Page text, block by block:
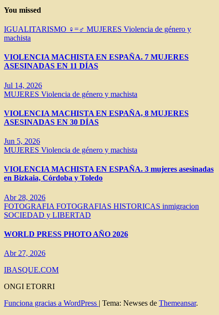
You missed
IGUALITARISMO ♀=♂ MUJERES Violencia de género y
machista
VIOLENCIA MACHISTA EN ESPAÑA. 7 MUJERES
ASESINADAS EN 11 DÍAS
Jul 14, 2026
MUJERES Violencia de género y machista
VIOLENCIA MACHISTA EN ESPAÑA, 8 MUJERES
ASESINADAS EN 30 DÍAS
Jun 5, 2026
MUJERES Violencia de género y machista
VIOLENCIA MACHISTA EN ESPAÑA. 3 mujeres asesinadas
en Bizkaia, Córdoba y Toledo
Abr 28, 2026
FOTOGRAFIA FOTOGRAFIAS HISTORICAS inmigracion
SOCIEDAD y LIBERTAD
WORLD PRESS PHOTO AÑO 2026
Abr 27, 2026
IBASQUE.COM
ONGI ETORRI
Funciona gracias a WordPress | Tema: Newses de Themeansar.